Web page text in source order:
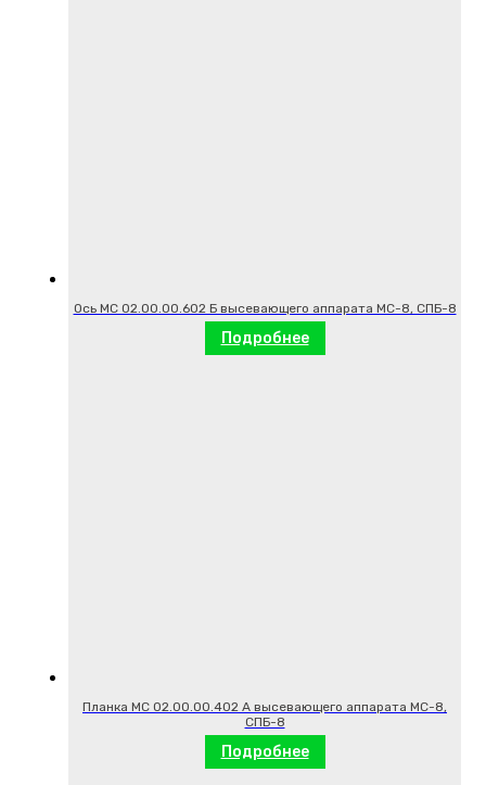
Ось МС 02.00.00.602 Б высевающего аппарата МС-8, СПБ-8
Подробнее
Планка МС 02.00.00.402 А высевающего аппарата МС-8,
СПБ-8
Подробнее